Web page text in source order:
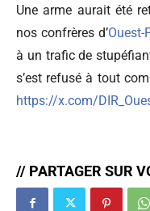
Une arme aurait été
nos confrères d’Ouest-
à un trafic de
s’est refusé à tout
https://x.com/
// PARTAGER SUR